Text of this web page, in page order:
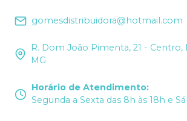
gomesdistribuidora@hotmail.com
R. Dom João Pimenta, 21 - Centro,
MG
Horário de Atendimento:
Segunda a Sexta das 8h às 18h e